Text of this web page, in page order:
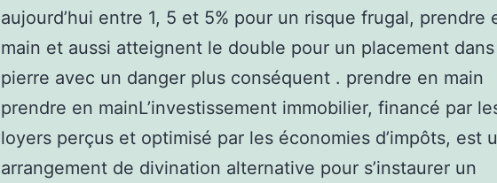
aujourd’hui entre 1, 5 et 5% pour un risque frugal, prendre
main et aussi atteignent le double pour un placement dans
pierre avec un danger plus conséquent . prendre en main
prendre en mainL’investissement immobilier, financé par
loyers perçus et optimisé par les économies d’impôts, est
arrangement de divination alternative pour s’instaurer un